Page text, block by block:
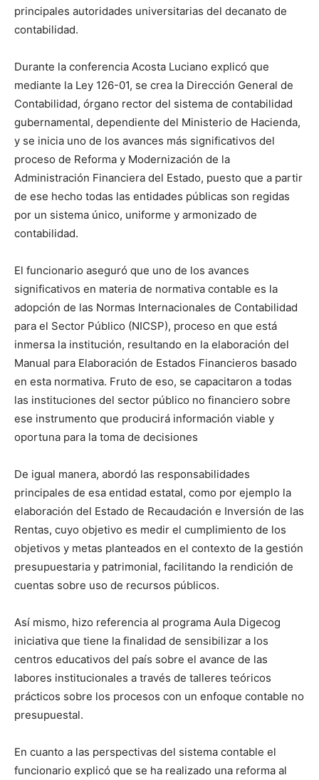
principales autoridades universitarias del decanato de
contabilidad.
Durante la conferencia Acosta Luciano explicó que
mediante la Ley 126-01, se crea la Dirección General de
Contabilidad, órgano rector del sistema de contabilidad
gubernamental, dependiente del Ministerio de Hacienda,
y se inicia uno de los avances más significativos del
proceso de Reforma y Modernización de la
Administración Financiera del Estado, puesto que a partir
de ese hecho todas las entidades públicas son regidas
por un sistema único, uniforme y armonizado de
contabilidad.
El funcionario aseguró que uno de los avances
significativos en materia de normativa contable es la
adopción de las Normas Internacionales de Contabilidad
para el Sector Público (NICSP), proceso en que está
inmersa la institución, resultando en la elaboración del
Manual para Elaboración de Estados Financieros basado
en esta normativa. Fruto de eso, se capacitaron a todas
las instituciones del sector público no financiero sobre
ese instrumento que producirá información viable y
oportuna para la toma de decisiones
De igual manera, abordó las responsabilidades
principales de esa entidad estatal, como por ejemplo la
elaboración del Estado de Recaudación e Inversión de las
Rentas, cuyo objetivo es medir el cumplimiento de los
objetivos y metas planteados en el contexto de la gestión
presupuestaria y patrimonial, facilitando la rendición de
cuentas sobre uso de recursos públicos.
Así mismo, hizo referencia al programa Aula Digecog
iniciativa que tiene la finalidad de sensibilizar a los
centros educativos del país sobre el avance de las
labores institucionales a través de talleres teóricos
prácticos sobre los procesos con un enfoque contable no
presupuestal.
En cuanto a las perspectivas del sistema contable el
funcionario explicó que se ha realizado una reforma al